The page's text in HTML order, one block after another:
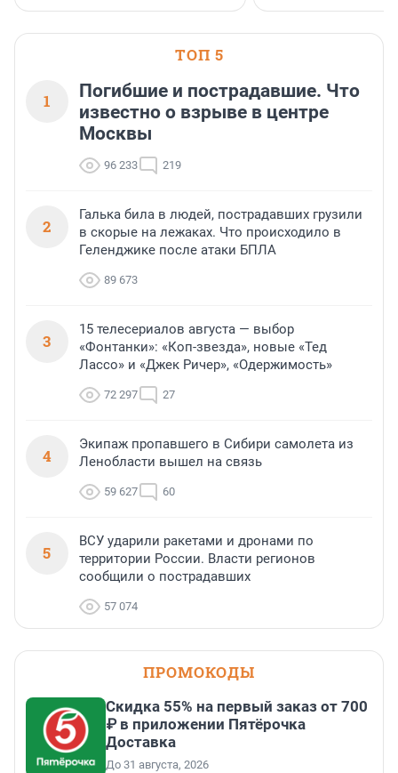
ТОП 5
1
Погибшие и пострадавшие. Что
известно о взрыве в центре
Москвы
96 233 219
2
Галька била в людей, пострадавших грузили
в скорые на лежаках. Что происходило в
Геленджике после атаки БПЛА
89 673
3
15 телесериалов августа — выбор
«Фонтанки»: «Коп-звезда», новые «Тед
Лассо» и «Джек Ричер», «Одержимость»
72 297 27
4
Экипаж пропавшего в Сибири самолета из
Ленобласти вышел на связь
59 627 60
5
ВСУ ударили ракетами и дронами по
территории России. Власти регионов
сообщили о пострадавших
57 074
ПРОМОКОДЫ
Скидка 55% на первый заказ от 700
₽ в приложении Пятёрочка
Доставка
До 31 августа, 2026